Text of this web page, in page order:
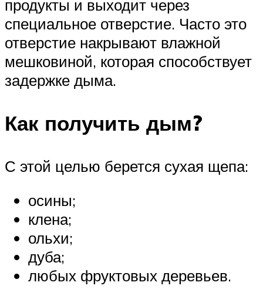
продукты и выходит через
специальное отверстие. Часто это
отверстие накрывают влажной
мешковиной, которая способствует
задержке дыма.
Как получить дым?
С этой целью берется сухая щепа:
осины;
клена;
ольхи;
дуба;
любых фруктовых деревьев.